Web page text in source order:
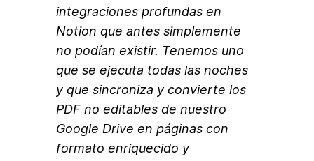
integraciones profundas en
Notion que antes simplemente
no podían existir. Tenemos uno
que se ejecuta todas las noches
y que sincroniza y convierte los
PDF no editables de nuestro
Google Drive en páginas con
formato enriquecido y